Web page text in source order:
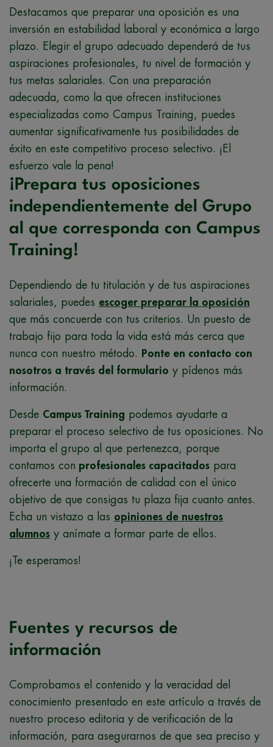
Destacamos que preparar una oposición es una
inversión en estabilidad laboral y económica a largo
plazo. Elegir el grupo adecuado dependerá de tus
aspiraciones profesionales, tu nivel de formación y
tus metas salariales. Con una preparación
adecuada, como la que ofrecen instituciones
especializadas como Campus Training, puedes
aumentar significativamente tus posibilidades de
éxito en este competitivo proceso selectivo. ¡El
esfuerzo vale la pena!
¡Prepara tus oposiciones
independientemente del Grupo
al que corresponda con Campus
Training!
Dependiendo de tu titulación y de tus aspiraciones
salariales, puedes escoger preparar la oposición
que más concuerde con tus criterios. Un puesto de
trabajo fijo para toda la vida está más cerca que
nunca con nuestro método.
Ponte en contacto con
nosotros a través del formulario y pídenos más
información.
Desde Campus Training podemos ayudarte a
preparar el proceso selectivo de tus oposiciones. No
importa el grupo al que pertenezca, porque
contamos con profesionales capacitados para
ofrecerte una formación de calidad con el único
objetivo de que consigas tu plaza fija cuanto antes.
Echa un vistazo a las opiniones de nuestros
alumnos y anímate a formar parte de ellos.
¡Te esperamos!
Fuentes y recursos de
información
Comprobamos el contenido y la veracidad del
conocimiento presentado en este artículo a través de
nuestro proceso editoria y de verificación de la
información, para asegurarnos de que sea preciso y